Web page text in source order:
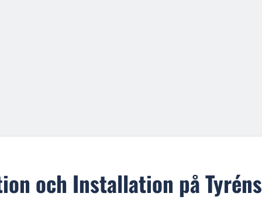
och Installation på Tyréns